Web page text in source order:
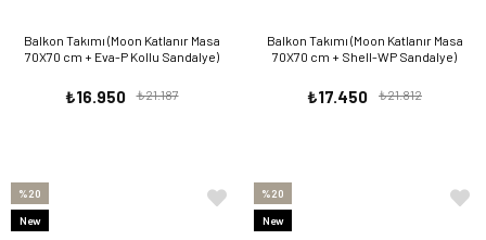
Balkon Takımı (Moon Katlanır Masa
70X70 cm + Eva-P Kollu Sandalye)
₺16.950 ₺21.187
Balkon Takımı (Moon Katlanır Masa
70X70 cm + Shell-WP Sandalye)
₺17.450 ₺21.812
%20
New
%20
New